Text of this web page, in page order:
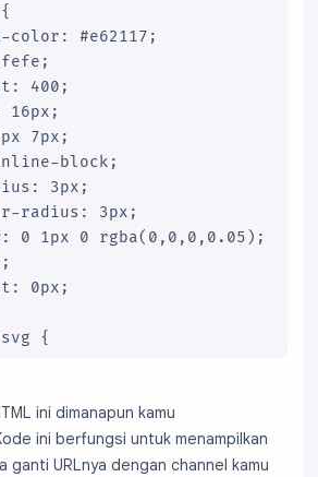
color: #e62117;
400;
16px;
7px;
block;
3px;
radius: 3px;
0 1px 0 rgba(0,0,0,0.05);
0px;
{
-6px;
3px;
ini dimanapun kamu
ini berfungsi untuk menampilkan
ganti URLnya dengan channel kamu